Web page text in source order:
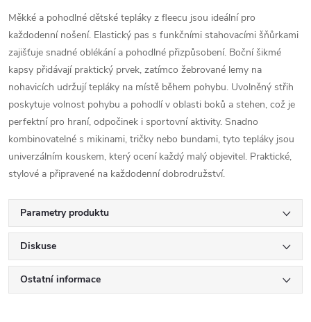
Měkké a pohodlné dětské tepláky z fleecu jsou ideální pro
každodenní nošení. Elastický pas s funkčními stahovacími šňůrkami
zajišťuje snadné oblékání a pohodlné přizpůsobení. Boční šikmé
kapsy přidávají praktický prvek, zatímco žebrované lemy na
nohavicích udržují tepláky na místě během pohybu. Uvolněný střih
poskytuje volnost pohybu a pohodlí v oblasti boků a stehen, což je
perfektní pro hraní, odpočinek i sportovní aktivity. Snadno
kombinovatelné s mikinami, tričky nebo bundami, tyto tepláky jsou
univerzálním kouskem, který ocení každý malý objevitel. Praktické,
stylové a připravené na každodenní dobrodružství.
Parametry produktu
Diskuse
Ostatní informace